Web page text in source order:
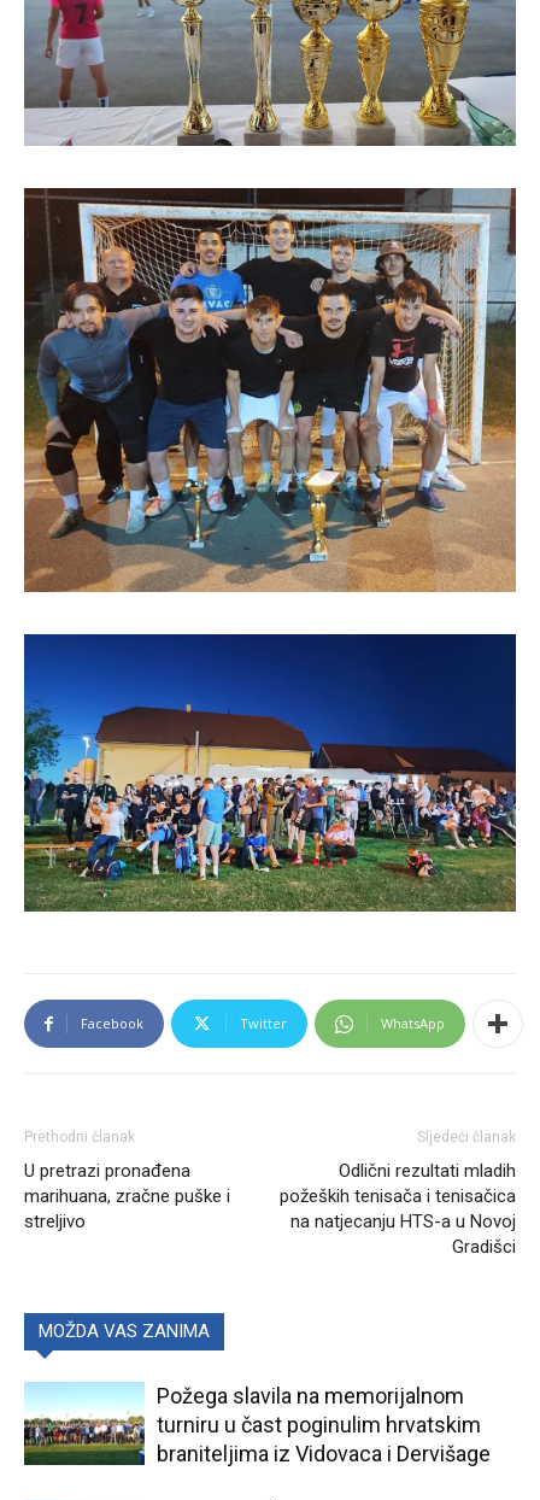
Facebook Twitter WhatsApp
Prethodni članak
U pretrazi pronađena
marihuana, zračne puške i
streljivo
Sljedeći članak
Odlični rezultati mladih
požeških tenisača i tenisačica
na natjecanju HTS-a u Novoj
Gradišci
MOŽDA VAS ZANIMA
Požega slavila na memorijalnom
turniru u čast poginulim hrvatskim
braniteljima iz Vidovaca i Dervišage